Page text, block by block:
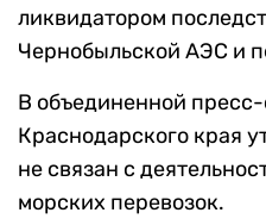
ликвидатором
Чернобыльской АЭС и
В объединенной
Краснодарского края
не связан с
морских перевозок.